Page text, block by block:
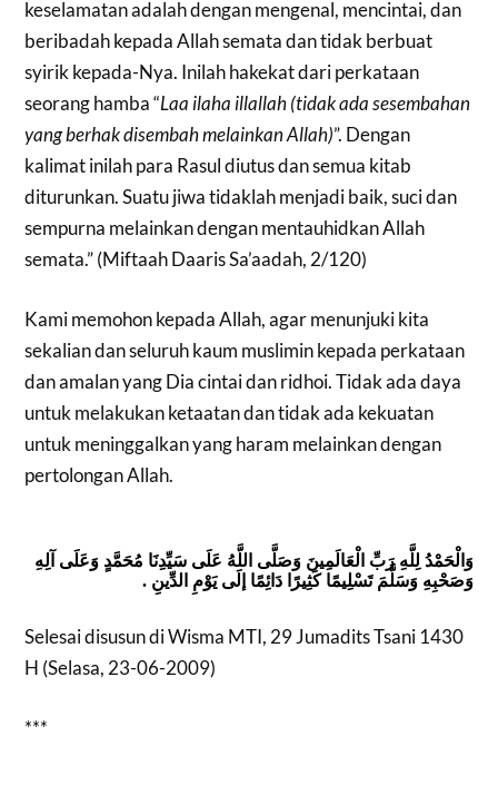
keselamatan adalah dengan mengenal, mencintai, dan
beribadah kepada Allah semata dan tidak berbuat
syirik kepada-Nya. Inilah hakekat dari perkataan
seorang hamba “Laa ilaha illallah (tidak ada sesembahan
yang berhak disembah melainkan Allah)”. Dengan
kalimat inilah para Rasul diutus dan semua kitab
diturunkan. Suatu jiwa tidaklah menjadi baik, suci dan
sempurna melainkan dengan mentauhidkan Allah
semata.” (Miftaah Daaris Sa’aadah, 2/120)
Kami memohon kepada Allah, agar menunjuki kita
sekalian dan seluruh kaum muslimin kepada perkataan
dan amalan yang Dia cintai dan ridhoi. Tidak ada daya
untuk melakukan ketaatan dan tidak ada kekuatan
untuk meninggalkan yang haram melainkan dengan
pertolongan Allah.
وَالْحَمْدُ لِلَّهِ رَبِّ الْعَالَمِينَ وَصَلَّى اللَّهُ عَلَى سَيِّدِنَا مُحَمَّدٍ وَعَلَى آلِهِ
وَصَحْبِهِ وَسَلَّمَ تَسْلِيمًا كَثِيرًا دَائِمًا إلَى يَوْمِ الدِّينِ.
Selesai disusun di Wisma MTI, 29 Jumadits Tsani 1430
H (Selasa, 23-06-2009)
***